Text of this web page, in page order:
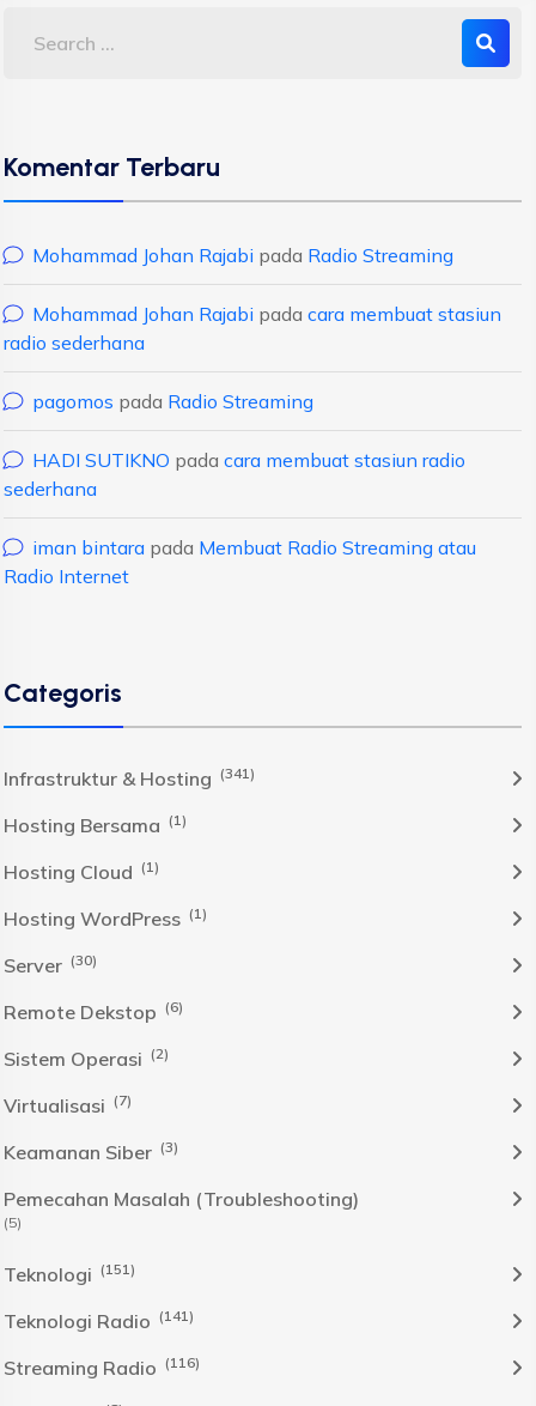
Komentar Terbaru
Mohammad Johan Rajabi pada Radio Streaming
Mohammad Johan Rajabi pada cara membuat stasiun
radio sederhana
pagomos pada Radio Streaming
HADI SUTIKNO pada cara membuat stasiun radio
sederhana
iman bintara pada Membuat Radio Streaming atau
Radio Internet
Categoris
Infrastruktur & Hosting (341)
Hosting Bersama (1)
Hosting Cloud (1)
Hosting WordPress (1)
Server (30)
Remote Dekstop (6)
Sistem Operasi (2)
Virtualisasi (7)
Keamanan Siber (3)
Pemecahan Masalah (Troubleshooting)
(5)
Teknologi (151)
Teknologi Radio (141)
Streaming Radio (116)